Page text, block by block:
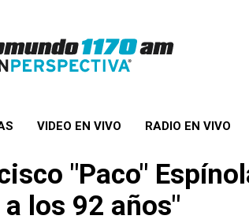
VIDEO EN VIVO RADIO EN VIVO
"Paco"
los 92 años"